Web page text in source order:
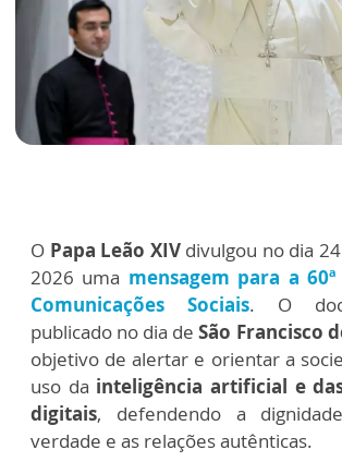
O Papa Leão XIV divulgou no dia
2026 uma mensagem para a
Comunicações Sociais. O
publicado no dia deSão Francisco
objetivo de alertar e orientar a
uso da inteligência artificial e
digitais, defendendo a
verdade e as relações autênticas.